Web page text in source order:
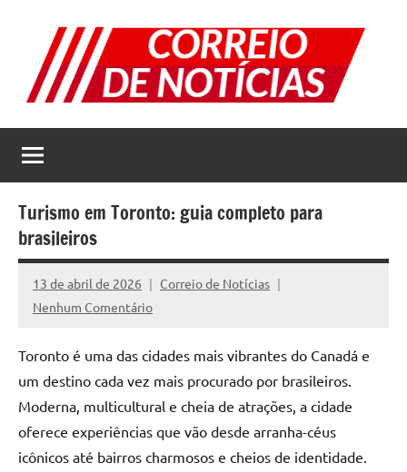
conteúdo
Correio
de
Notícias
as
melhores
notícias
da
internet
Turismo em Toronto: guia completo para
brasileiros
13 de abril de 2026
Correio de Notícias
Nenhum Comentário
Toronto é uma das cidades mais vibrantes do Canadá e
um destino cada vez mais procurado por brasileiros.
Moderna, multicultural e cheia de atrações, a cidade
oferece experiências que vão desde arranha-céus
icônicos até bairros charmosos e cheios de identidade.